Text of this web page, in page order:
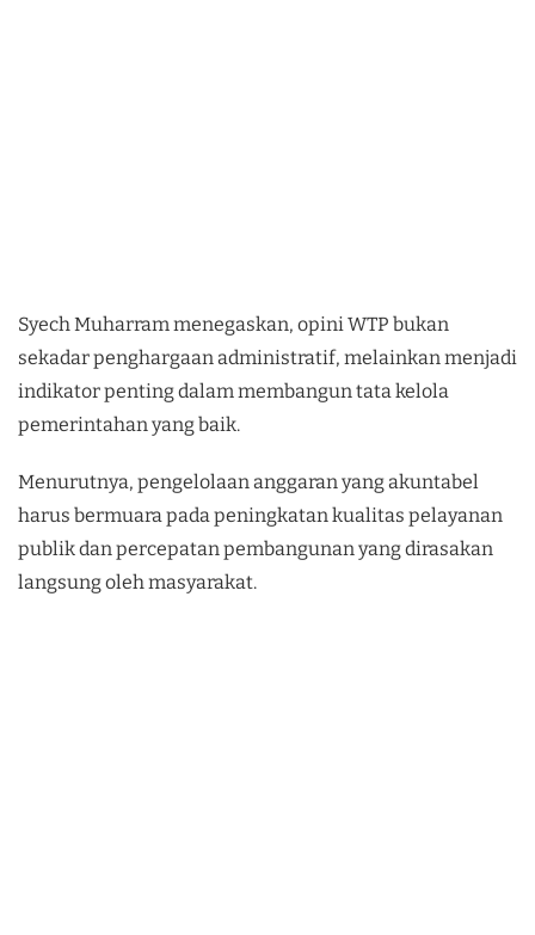
Syech Muharram menegaskan, opini WTP bukan
sekadar penghargaan administratif, melainkan menjadi
indikator penting dalam membangun tata kelola
pemerintahan yang baik.
Menurutnya, pengelolaan anggaran yang akuntabel
harus bermuara pada peningkatan kualitas pelayanan
publik dan percepatan pembangunan yang dirasakan
langsung oleh masyarakat.